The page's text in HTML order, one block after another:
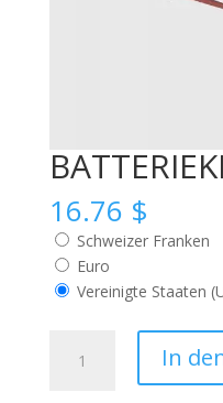
16.76 $
Schweizer Franken
Euro
Vereinigte Staaten
Menge
In